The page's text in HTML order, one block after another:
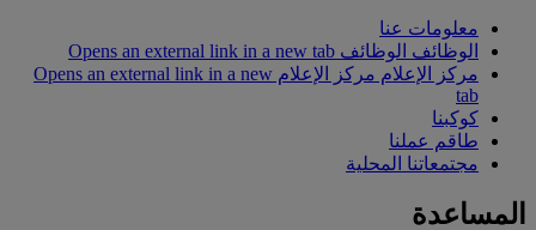
معلومات عنا
الوظائف الوظائف Opens an external link in a new tab
مركز الإعلام
مركز الإعلام Opens an external link in a new
tab
كوكبنا
طاقم عملنا
مجتمعاتنا المحلية
المساعدة